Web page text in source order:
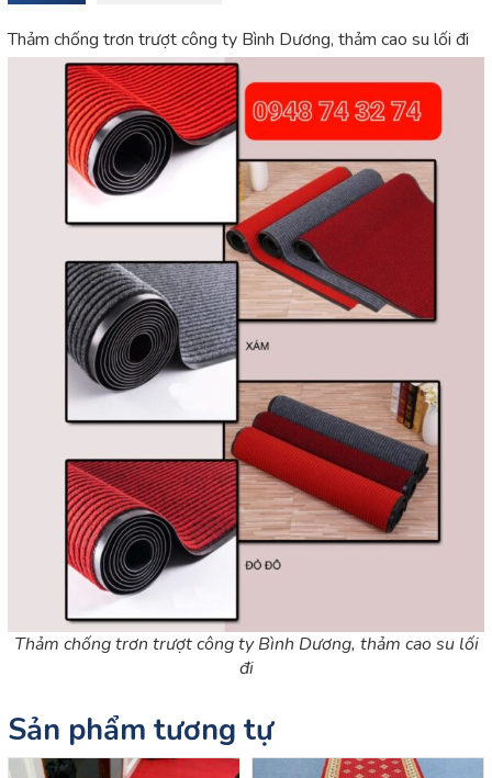
Thảm chống trơn trượt công ty Bình Dương, thảm cao su lối đi
Thảm chống trơn trượt công ty Bình Dương, thảm cao su lối
đi
Sản phẩm tương tự